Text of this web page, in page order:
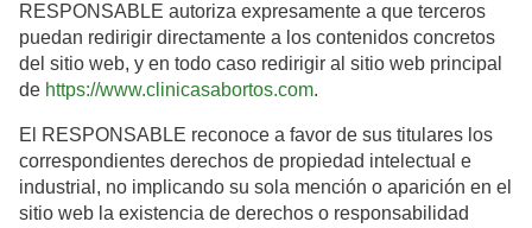
RESPONSABLE autoriza expresamente a que terceros
puedan redirigir directamente a los contenidos concretos
del sitio web, y en todo caso redirigir al sitio web principal
de https://www.clinicasabortos.com.
El RESPONSABLE reconoce a favor de sus titulares los
correspondientes derechos de propiedad intelectual e
industrial, no implicando su sola mención o aparición en el
sitio web la existencia de derechos o responsabilidad